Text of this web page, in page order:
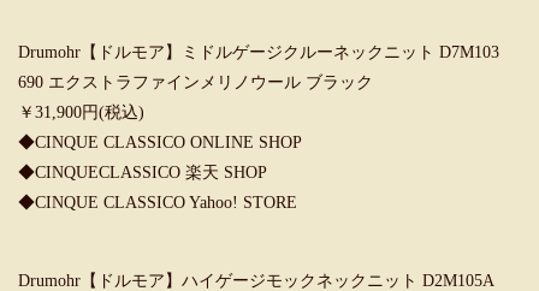
Drumohr【ドルモア】ミドルゲージクルーネックニット D7M103
690 エクストラファインメリノウール ブラック
￥31,900円(税込)
◆CINQUE CLASSICO ONLINE SHOP
◆CINQUECLASSICO 楽天 SHOP
◆CINQUE CLASSICO Yahoo! STORE
Drumohr【ドルモア】ハイゲージモックネックニット D2M105A